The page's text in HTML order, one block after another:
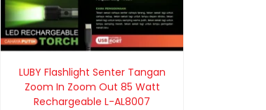
LUBY Flashlight Senter Tangan
Zoom In Zoom Out 85 Watt
Rechargeable L-AL8007